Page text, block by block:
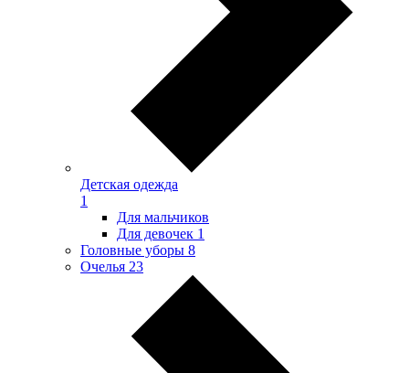
Детская одежда
1
Для мальчиков
Для девочек 1
Головные уборы 8
Очелья 23